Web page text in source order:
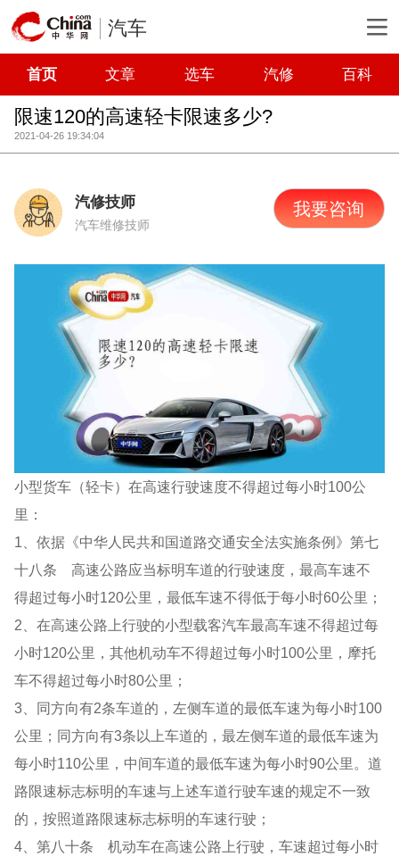
汽车
首页 文章 选车 汽修 百科
限速120的高速轻卡限速多少?
2021-04-26 19:34:04
汽修技师
汽车维修技师
我要咨询
小型货车（轻卡）在高速行驶速度不得超过每小时100公
里：
1、依据《中华人民共和国道路交通安全法实施条例》第七
十八条 高速公路应当标明车道的行驶速度，最高车速不
得超过每小时120公里，最低车速不得低于每小时60公里；
2、在高速公路上行驶的小型载客汽车最高车速不得超过每
小时120公里，其他机动车不得超过每小时100公里，摩托
车不得超过每小时80公里；
3、同方向有2条车道的，左侧车道的最低车速为每小时100
公里；同方向有3条以上车道的，最左侧车道的最低车速为
每小时110公里，中间车道的最低车速为每小时90公里。道
路限速标志标明的车速与上述车道行驶车速的规定不一致
的，按照道路限速标志标明的车速行驶；
4、第八十条 机动车在高速公路上行驶，车速超过每小时